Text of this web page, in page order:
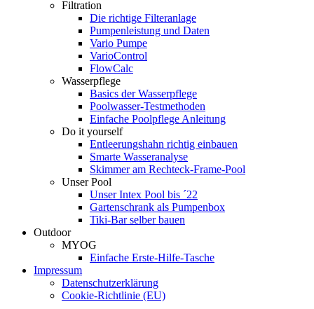
Filtration
Die richtige Filter­anlage
Pumpenleistung und Daten
Vario Pumpe
Vario­Control
FlowCalc
Wasserpflege
Basics der Wasserpflege
Poolwasser-Testmethoden
Einfache Poolpflege Anleitung
Do it yourself
Ent­leerungs­hahn richtig einbauen
Smarte Wasseranalyse
Skimmer am Rechteck-Frame-Pool
Unser Pool
Unser Intex Pool bis ´22
Gartenschrank als Pumpenbox
Tiki-Bar selber bauen
Outdoor
MYOG
Einfache Erste-Hilfe-Tasche
Impressum
Datenschutzerklärung
Cookie-Richtlinie (EU)